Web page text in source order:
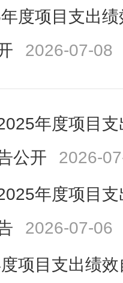
度项目支出
2026-07-08
年度项目
公开
2026-
年度项目
2026-07-06
项目支出绩